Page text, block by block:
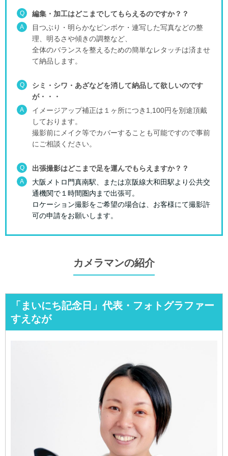
Q 編集・加工はどこまでしてもらえるのですか？？
A
目つぶり・明らかなピンボケ・連写した写真などの整
理、明るさや傾きの調整など、
全体のバランスを整えるための簡単なレタッチは済ませ
て納品します。
Q
シミ・シワ・あざなどを消して納品して欲しいのです
が・・・
A
イメージアップ補正は１ヶ所につき1,100円を別途頂戴
しております。
撮影前にメイク等でカバーすることも可能ですので事前
にご相談ください。
Q 出張撮影はどこまで足を運んでもらえますか？？
A
大阪メトロ門真南駅、または京阪線大和田駅より公共交
通機関で１時間圏内まで出張可。
ロケーション撮影をご希望の場合は、お客様にて撮影許
可の申請をお願いします。
カメラマンの紹介
「まいにち記念日」代表・フォトグラファー
すえなが